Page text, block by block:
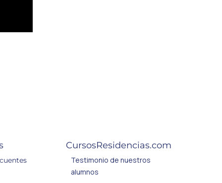
CursosResidencias.com
Testimonio de nuestros
alumnos